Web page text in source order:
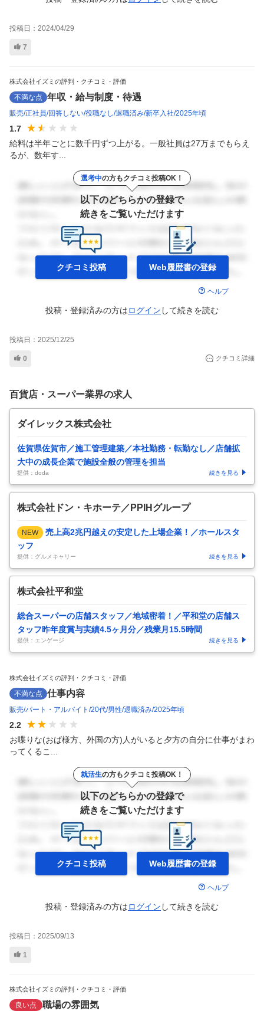
投稿日： 2024/04/29
7
株式会社イズミの評判・クチコミ・評価
不満な点 年収・給与制度・待遇
販売 正社員 回答しない 役職なし 退職済み 新卒入社 2025年頃
1.7
給料は半年ごとに数千円ずつ上がる。一般社員は27万までもらえ
るが、数年す...
選考中の方もクチコミ投稿OK！
以下のどちらかの登録で
続きをご覧いただけます
クチコミ投稿 Web履歴書の登録
ヘルプ
投稿・登録済みの方はログイン して続きを読む
投稿日： 2025/12/25
0 クチコミ詳細
百貨店・スーパー業界の求人
ダイレックス株式会社
佐賀県佐賀市／施工管理建築／本社勤務・転勤なし／店舗拡
大中の成長企業で施設全般の管理を担当
提供：doda 続きを見る
株式会社ドン・キホーテ／PPIHグループ
NEW
売上高2兆円越えの安定した上場企業！／ホールスタ
ッフ
提供：グルメキャリー 続きを見る
株式会社平和堂
総合スーパーの店舗スタッフ／地域密着！／平和堂の店舗ス
タッフ昨年度賞与実績4.5ヶ月分／残業月15.5時間
提供：エンゲージ 続きを見る
株式会社イズミの評判・クチコミ・評価
不満な点 仕事内容
販売 パート・アルバイト 20代 男性 退職済み 2025年頃
2.2
お喋りな(おば様方、外国の方)人がいると夕方の自分に仕事がまわ
ってくるこ...
就活生の方もクチコミ投稿OK！
以下のどちらかの登録で
続きをご覧いただけます
クチコミ投稿 Web履歴書の登録
ヘルプ
投稿・登録済みの方はログイン して続きを読む
投稿日： 2025/09/13
1
株式会社イズミの評判・クチコミ・評価
良い点 職場の雰囲気